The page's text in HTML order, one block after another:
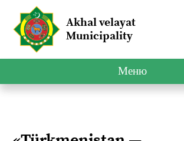
Akhal velayat
Municipality
Меню